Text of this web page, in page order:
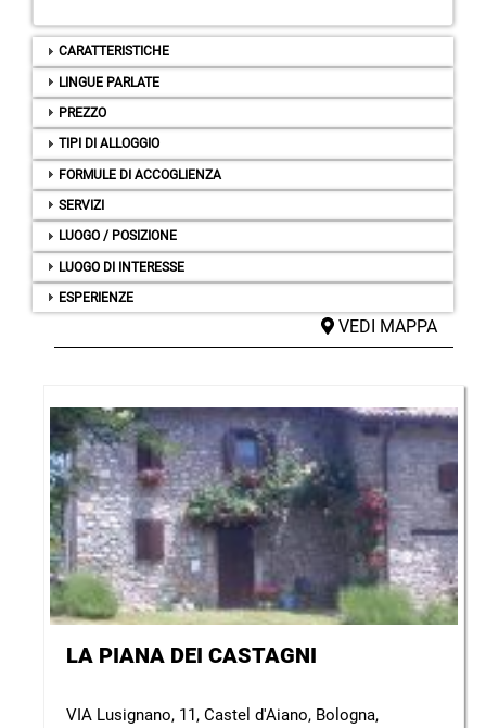
CARATTERISTICHE
LINGUE PARLATE
PREZZO
TIPI DI ALLOGGIO
FORMULE DI ACCOGLIENZA
SERVIZI
LUOGO / POSIZIONE
LUOGO DI INTERESSE
ESPERIENZE
VEDI MAPPA
LA PIANA DEI CASTAGNI
VIA Lusignano, 11, Castel d'Aiano, Bologna,